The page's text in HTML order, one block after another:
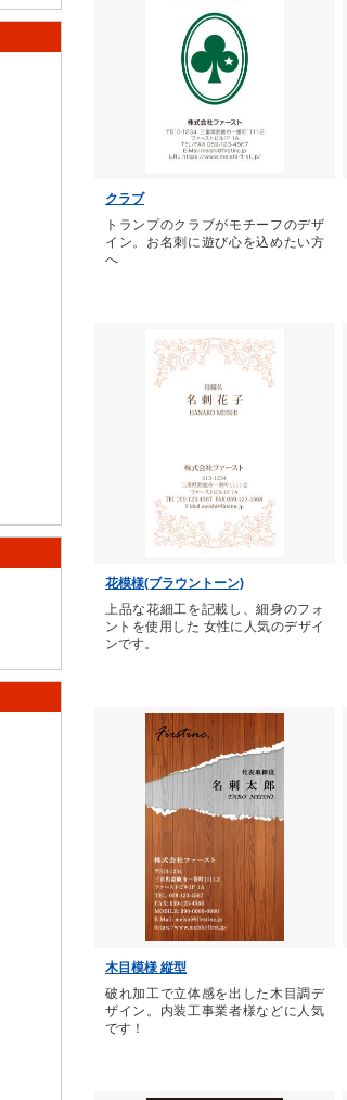
クラブ
トランプのクラブがモチーフのデザ
イン。お名刺に遊び心を込めたい方
へ
花模様(ブラウントーン)
上品な花細工を記載し、細身のフォ
ントを使用した 女性に人気のデザイ
ンです。
木目模様 縦型
破れ加工で立体感を出した木目調デ
ザイン。内装工事業者様などに人気
です！